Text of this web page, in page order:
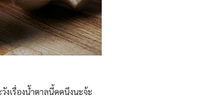
งเรื่องน้ำตาลนี้ดดนึงนะจ้ะ